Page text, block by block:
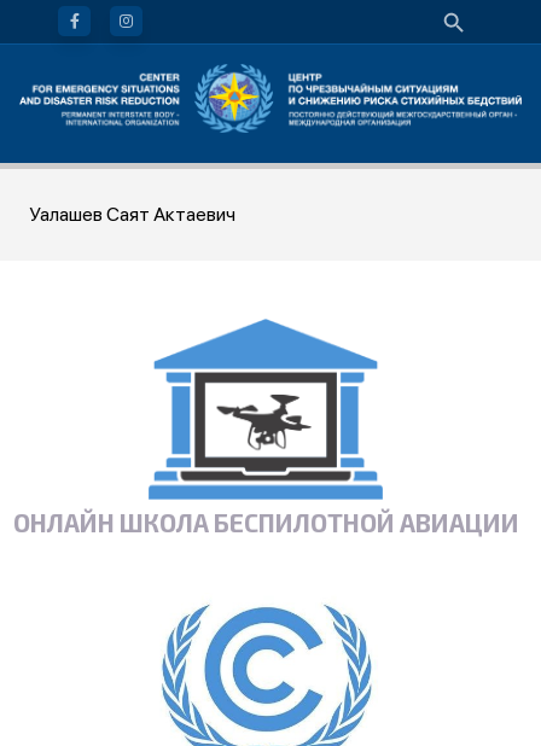
Уалашев Саят Актаевич
ОНЛАЙН ШКОЛА БЕСПИЛОТНОЙ АВИАЦИИ